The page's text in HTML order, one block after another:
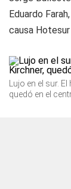
Eduardo
causa
Lujo en el sur.
quedó en el